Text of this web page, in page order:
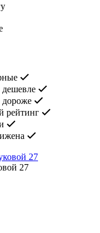
дешевле
дороже
рейтинг
27